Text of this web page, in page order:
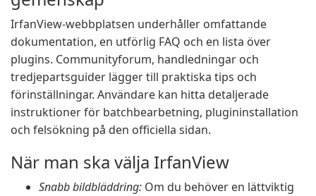
IrfanView-webbplatsen underhåller omfattande
dokumentation, en utförlig FAQ och en lista över
plugins. Communityforum, handledningar och
tredjepartsguider lägger till praktiska tips och
förinställningar. Användare kan hitta detaljerade
instruktioner för batchbearbetning, plugininstallation
och felsökning på den officiella sidan.
När man ska välja IrfanView
Snabb bildbläddring: Om du behöver en lättviktig